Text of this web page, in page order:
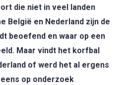
die niet in veel landen
België en Nederland zijn de
beoefend en waar op een
Maar vindt het korfbal
of werd het al ergens
op onderzoek